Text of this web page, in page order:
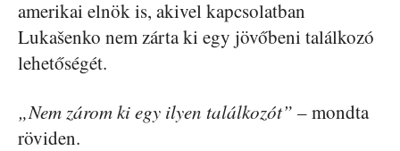
amerikai elnök is, akivel kapcsolatban
Lukašenko nem zárta ki egy jövőbeni találkozó
lehetőségét.
„Nem zárom ki egy ilyen találkozót” – mondta
röviden.